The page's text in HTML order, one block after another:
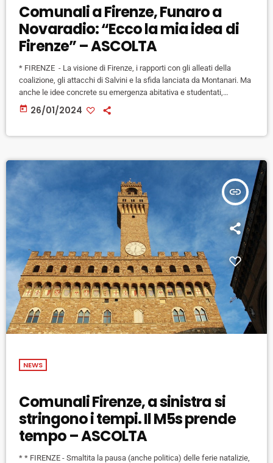
Comunali a Firenze, Funaro a
Novaradio: “Ecco la mia idea di
Firenze” – ASCOLTA
* FIRENZE - La visione di Firenze, i rapporti con gli alleati della
coalizione, gli attacchi di Salvini e la sfida lanciata da Montanari. Ma
anche le idee concrete su emergenza abitativa e studentati,
infrastrutture e servizi ai cittadini. Sara Funaro, candidata sindaco
della coalizione di centro-sinistra a guida Pd, parla a 360 gradi del
today 26/01/2024
insert_link
NEWS
Comunali Firenze, a sinistra si
stringono i tempi. Il M5s prende
tempo – ASCOLTA
* * FIRENZE - Smaltita la pausa (anche politica) delle ferie natalizie,